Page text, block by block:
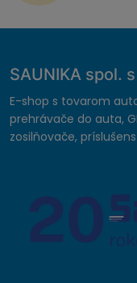
SAUNIKA spol.
E-shop s tovarom
prehrávače do auta,
zosilňovače,